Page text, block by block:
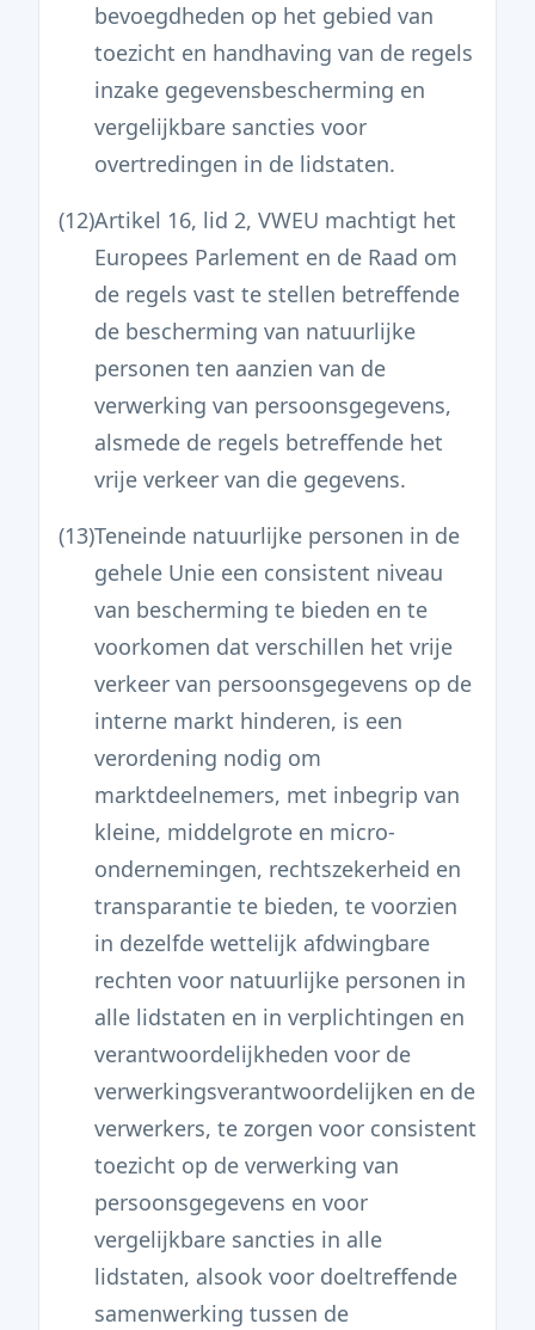
bevoegdheden op het gebied van
toezicht en handhaving van de regels
inzake gegevensbescherming en
vergelijkbare sancties voor
overtredingen in de lidstaten.
(12)Artikel 16, lid 2, VWEU machtigt het
Europees Parlement en de Raad om
de regels vast te stellen betreffende
de bescherming van natuurlijke
personen ten aanzien van de
verwerking van persoonsgegevens,
alsmede de regels betreffende het
vrije verkeer van die gegevens.
(13)Teneinde natuurlijke personen in de
gehele Unie een consistent niveau
van bescherming te bieden en te
voorkomen dat verschillen het vrije
verkeer van persoonsgegevens op de
interne markt hinderen, is een
verordening nodig om
marktdeelnemers, met inbegrip van
kleine, middelgrote en micro-
ondernemingen, rechtszekerheid en
transparantie te bieden, te voorzien
in dezelfde wettelijk afdwingbare
rechten voor natuurlijke personen in
alle lidstaten en in verplichtingen en
verantwoordelijkheden voor de
verwerkingsverantwoordelijken en de
verwerkers, te zorgen voor consistent
toezicht op de verwerking van
persoonsgegevens en voor
vergelijkbare sancties in alle
lidstaten, alsook voor doeltreffende
samenwerking tussen de